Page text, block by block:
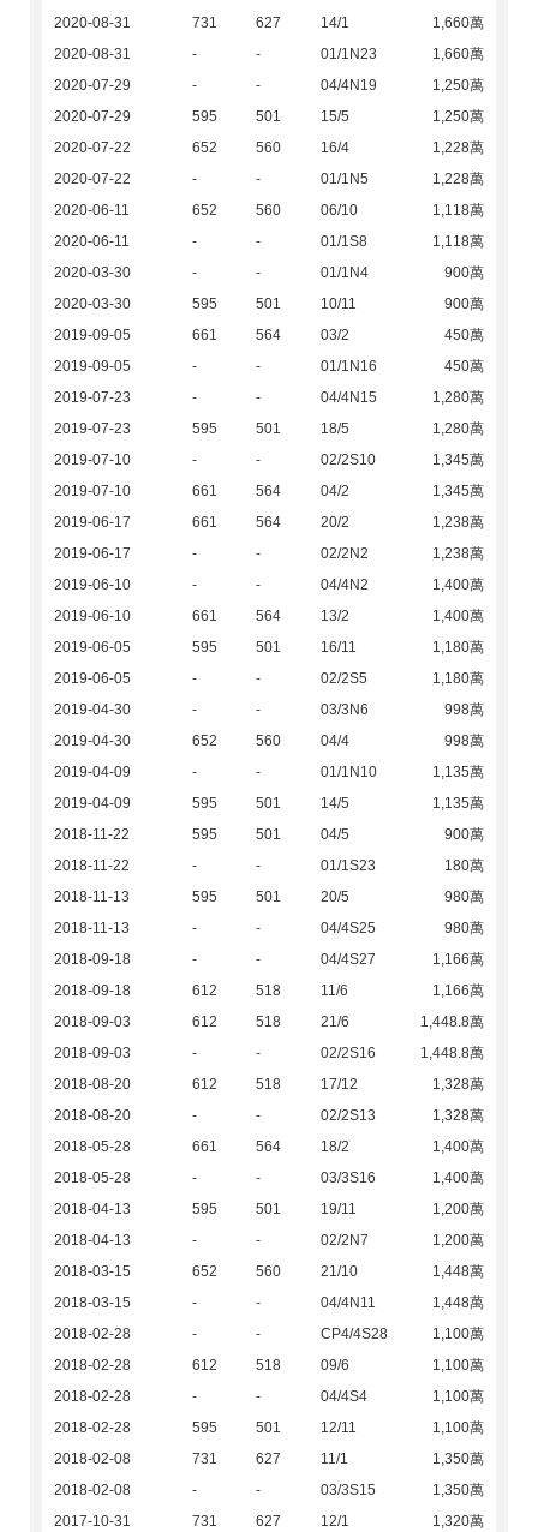
2020-08-31
731 627 14/1
1,660萬
2020-08-31
- - 01/1N23
1,660萬
2020-07-29
- - 04/4N19
1,250萬
2020-07-29
595 501 15/5
1,250萬
2020-07-22
652 560 16/4
1,228萬
2020-07-22
- - 01/1N5
1,228萬
2020-06-11
652 560 06/10
1,118萬
2020-06-11
- - 01/1S8
1,118萬
2020-03-30
- - 01/1N4
900萬
2020-03-30
595 501 10/11
900萬
2019-09-05
661 564 03/2
450萬
2019-09-05
- - 01/1N16
450萬
2019-07-23
- - 04/4N15
1,280萬
2019-07-23
595 501 18/5
1,280萬
2019-07-10
- - 02/2S10
1,345萬
2019-07-10
661 564 04/2
1,345萬
2019-06-17
661 564 20/2
1,238萬
2019-06-17
- - 02/2N2
1,238萬
2019-06-10
- - 04/4N2
1,400萬
2019-06-10
661 564 13/2
1,400萬
2019-06-05
595 501 16/11
1,180萬
2019-06-05
- - 02/2S5
1,180萬
2019-04-30
- - 03/3N6
998萬
2019-04-30
652 560 04/4
998萬
2019-04-09
- - 01/1N10
1,135萬
2019-04-09
595 501 14/5
1,135萬
2018-11-22
595 501 04/5
900萬
2018-11-22
- - 01/1S23
180萬
2018-11-13
595 501 20/5
980萬
2018-11-13
- - 04/4S25
980萬
2018-09-18
- - 04/4S27
1,166萬
2018-09-18
612 518 11/6
1,166萬
2018-09-03
612 518 21/6
1,448.8萬
2018-09-03
- - 02/2S16
1,448.8萬
2018-08-20
612 518 17/12
1,328萬
2018-08-20
- - 02/2S13
1,328萬
2018-05-28
661 564 18/2
1,400萬
2018-05-28
- - 03/3S16
1,400萬
2018-04-13
595 501 19/11
1,200萬
2018-04-13
- - 02/2N7
1,200萬
2018-03-15
652 560 21/10
1,448萬
2018-03-15
- - 04/4N11
1,448萬
2018-02-28
- - CP4/4S28
1,100萬
2018-02-28
612 518 09/6
1,100萬
2018-02-28
- - 04/4S4
1,100萬
2018-02-28
595 501 12/11
1,100萬
2018-02-08
731 627 11/1
1,350萬
2018-02-08
- - 03/3S15
1,350萬
2017-10-31
731 627 12/1
1,320萬